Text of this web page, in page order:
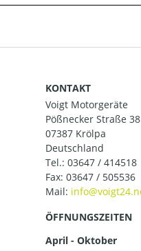
KONTAKT
Voigt Motorgeräte
Pößnecker Straße 38
07387 Krölpa
Deutschland
Tel.: 03647 / 414518
Fax: 03647 / 505536
Mail:
ÖFFNUNGSZEITEN
April - Oktober